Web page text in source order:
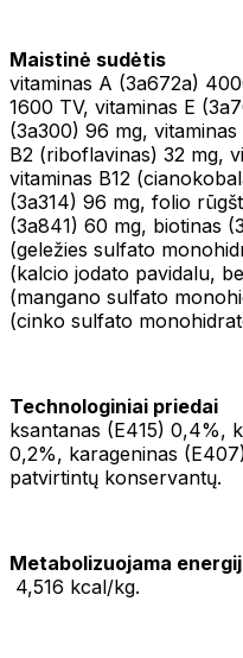
Maistinė sudėtis
vitaminas A (3a672a)
1600 TV, vitaminas E
(3a300) 96 mg,
B2 (riboflavinas) 32 mg,
vitaminas B12
(3a314) 96 mg, folio
(3a841) 60 mg, biotinas
(geležies sulfato
(kalcio jodato pavidalu,
(mangano sulfato
(cinko sulfato
Technologiniai priedai
ksantanas (E415) 0,4%,
0,2%, karageninas
patvirtintų konservantų.
Metabolizuojama
4,516 kcal/kg.